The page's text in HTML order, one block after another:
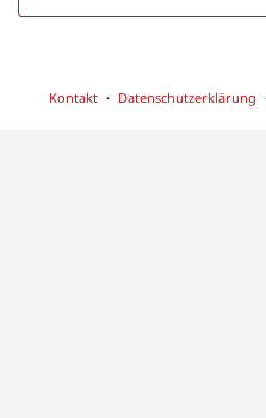
Kontakt Datenschutzerklärung